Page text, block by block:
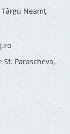
Neamț,
Parascheva,